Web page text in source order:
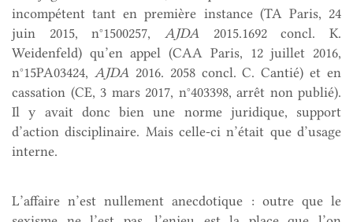
incompétent tant en première instance (TA Paris, 24
juin 2015, n°1500257, AJDA 2015.1692 concl. K.
Weidenfeld) qu’en appel (CAA Paris, 12 juillet 2016,
n°15PA03424, AJDA 2016. 2058 concl. C. Cantié) et en
cassation (CE, 3 mars 2017, n°403398, arrêt non publié).
Il y avait donc bien une norme juridique, support
d’action disciplinaire. Mais celle-ci n’était que d’usage
interne.
L’affaire n’est nullement anecdotique : outre que le